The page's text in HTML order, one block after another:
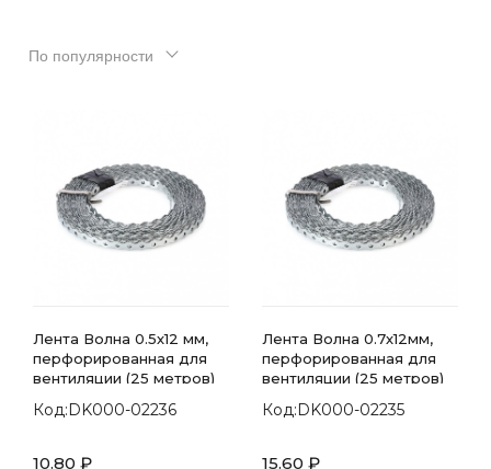
По популярности
Лента Волна 0.5х12 мм,
перфорированная для
вентиляции (25 метров)
Код:DK000-02236
10.80 ₽
Лента Волна 0.7х12мм,
перфорированная для
вентиляции (25 метров)
Код:DK000-02235
15.60 ₽